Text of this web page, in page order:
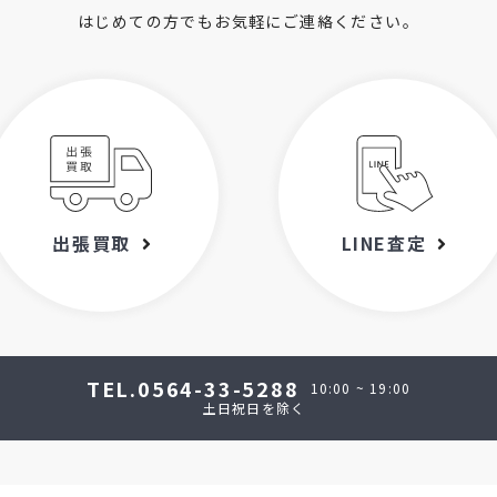
はじめての方でもお気軽にご連絡ください。
出張買取 LINE査定
TEL.0564-33-5288
10:00 ~ 19:00
土日祝日を除く